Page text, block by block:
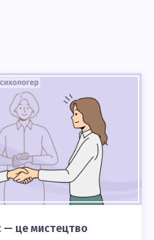
— це мистецтво